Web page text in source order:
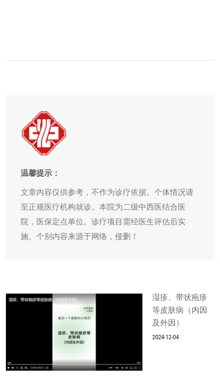
温馨提示：
文章内容仅供参考，不作为诊疗依据。个体情况请
至正规医疗机构就诊。本院为二级中西医结合医
院，医保定点单位。诊疗项目需经医生评估后实
施。个别内容来源于网络，侵删！
湿疹、带状疱疹
等皮肤病（内因
及外因）
2024-12-04